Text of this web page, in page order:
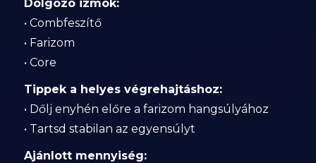
Dolgozó izmok:
• Combfeszítő
• Farizom
• Core
Tippek a helyes végrehajtáshoz:
• Dőlj enyhén előre a farizom hangsúlyához
• Tartsd stabilan az egyensúlyt
Ajánlott mennyiség: